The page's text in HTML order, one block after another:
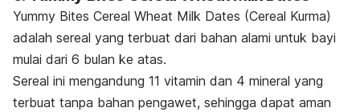
Yummy Bites Cereal Wheat Milk Dates (Cereal Kurma)
adalah sereal yang terbuat dari bahan alami untuk bayi
mulai dari 6 bulan ke atas.
Sereal ini mengandung 11 vitamin dan 4 mineral yang
terbuat tanpa bahan pengawet, sehingga dapat aman